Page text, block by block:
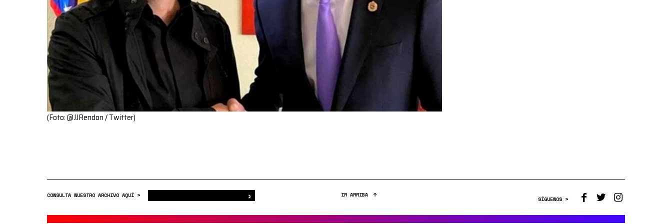
(Foto: @JJRendon / Twitter)
CONSULTA NUESTRO ARCHIVO AQUÍ > › IR ARRIBA
SÍGUENOS >